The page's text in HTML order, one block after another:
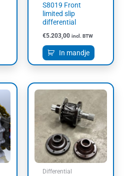
S8019 Front
limited slip
differential
€5.203,00 incl. BTW
In mandje
Differential
Dit
product
heeft
meerdere
variaties.
Deze
optie